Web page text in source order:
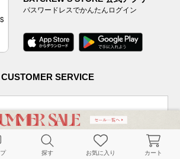
パスワードレスでかんたんログイン
CUSTOMER SERVICE
よくある質問
探す お気に入り カート